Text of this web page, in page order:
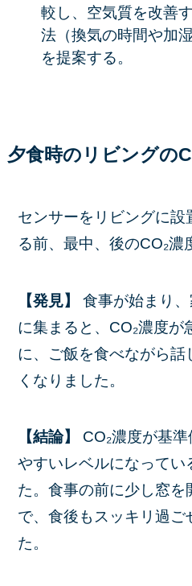
較し、空気質を改善
法（換気の時間や加
を提案する。
夕食時のリビングの
センサーをリビングに設
る前、最中、後のCO₂濃
【発見】
食事が始まり
に集まると、CO₂濃度が
に、ご飯を食べながら話
くなりました。
【結論】
CO₂濃度が基
やすいレベルになってい
た。食事の前に少し窓を
で、食後もスッキリ過ご
た。